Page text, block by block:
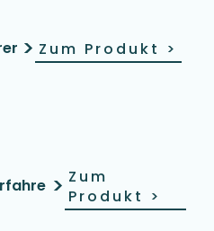
> Zum Produkt >
> Zum
Produkt >